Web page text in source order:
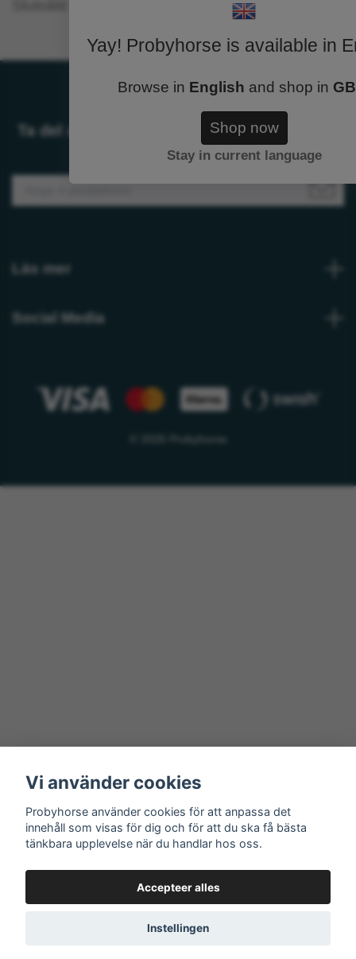
Ta del av rabatter och erbjudanden. Anmäl
dig till vår nyhetsbrev
Läs mer
Social Media
Yay! Probyhorse is available in
Browse in English and shop in
Shop now
Stay in current language
Vi använder cookies
Probyhorse använder cookies för att anpassa det
innehåll som visas för dig och för att du ska få bästa
tänkbara upplevelse när du handlar hos oss.
Accepteer alles
Instellingen